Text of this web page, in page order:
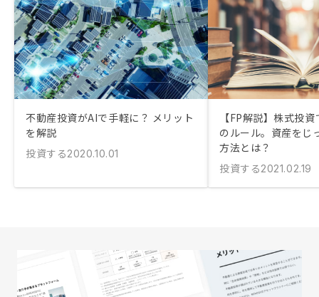
不動産投資がAIで手軽に？ メリット
を解説
投資する2020.10.01
【FP解説】株式投
のルール。資産をじ
方法とは？
投資する2021.02.19